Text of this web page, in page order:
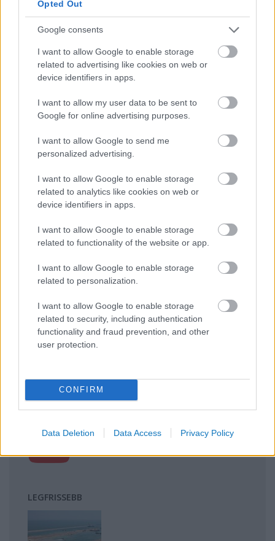
Opted Out
Google consents
I want to allow Google to enable storage
related to advertising like cookies on web or
device identifiers in apps.
I want to allow my user data to be sent to
Google for online advertising purposes.
I want to allow Google to send me
personalized advertising.
I want to allow Google to enable storage
related to analytics like cookies on web or
device identifiers in apps.
I want to allow Google to enable storage
related to functionality of the website or app.
I want to allow Google to enable storage
related to personalization.
I want to allow Google to enable storage
related to security, including authentication
functionality and fraud prevention, and other
user protection.
CONFIRM
Data Deletion Data Access Privacy Policy
alakítják, hogy mások is segíthessenek fejleszteni.
Tetszik
REAKTOR
Manaus: a dzsungel szívének városa
Az egygyermekes politika és Kína gazdasági
kihívásai
Mik alakítják a gondolkodásod? Avagy a kognitív
torzítások
A világ legveszélyesebb migrációs útvonalai: A
Közép-Mediterrán útvonal, A Darién-régió és az
A közlekedés mérföldkövei
FACEBOOK
LEGFRISSEBB